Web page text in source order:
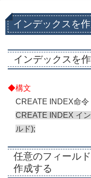
インデックスを
インデックスを
CREATE INDEX命令
CREATE INDEX イ
ルド);
任意のフィール
作成する